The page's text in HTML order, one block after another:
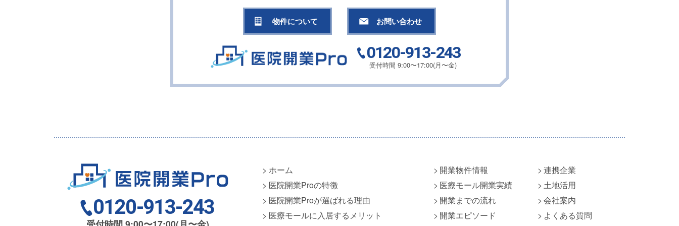
物件について お問い合わせ
0120-913-243
受付時間 9:00〜17:00(月〜金)
0120-913-243
ホーム
医院開業Proの特徴
医院開業Proが選ばれる理由
医療モールに入居するメリット
開業物件情報
医療モール開業実績
開業までの流れ
開業エピソード
連携企業
土地活用
会社案内
よくある質問